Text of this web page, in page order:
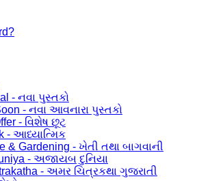
- નવા પુસ્તકો
- નવા આવનારા પુસ્તકો
- વિશેષ છૂટ
- આધ્યાત્મિક
& Gardening - ખેતી તથા બાગવાની
- અજાયબ દુનિયા
- અમર ચિત્રકથા ગુજરાતી